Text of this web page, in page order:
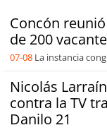
Concón
de 200
07-08 La instancia
Nicolás
contra la TV
Danilo 21